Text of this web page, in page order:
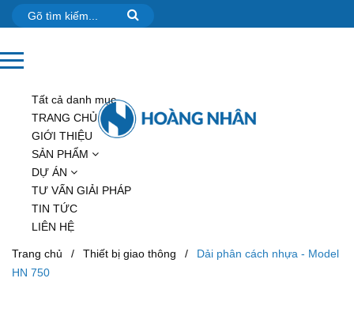
Tất cả danh mục
TRANG CHỦ
GIỚI THIỆU
SẢN PHẨM
DỰ ÁN
TƯ VẤN GIẢI PHÁP
TIN TỨC
LIÊN HỆ
Trang chủ / Thiết bị giao thông /
Dải phân cách nhựa - Model
HN 750